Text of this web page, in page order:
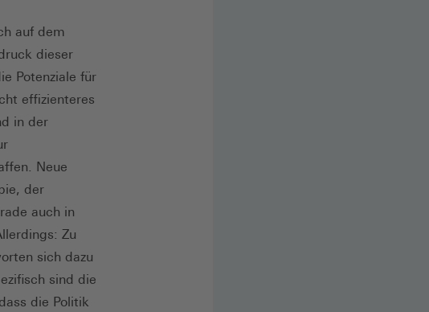
auf dem
dieser
Potenziale für
effizienteres
in der
Neue
der
auch in
Zu
sich dazu
sind die
die Politik